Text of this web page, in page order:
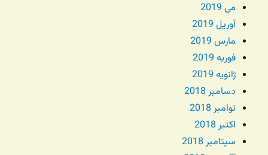
می 2019
آوریل 2019
مارس 2019
فوریه 2019
ژانویه 2019
دسامبر 2018
نوامبر 2018
اکتبر 2018
سپتامبر 2018